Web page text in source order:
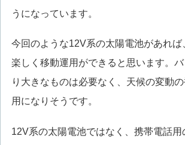
うになっています。
今回のような12V系の太陽電池があれば
楽しく移動運用ができると思います。
り大きなものは必要なく、天候の変動
用になりそうです。
12V系の太陽電池ではなく、携帯電話用